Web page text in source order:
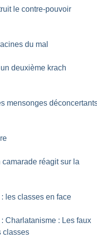
le contre-pouvoir
du mal
deuxième krach
mensonges
réagit sur la
les classes en face
Charlatanisme : Les faux
classes